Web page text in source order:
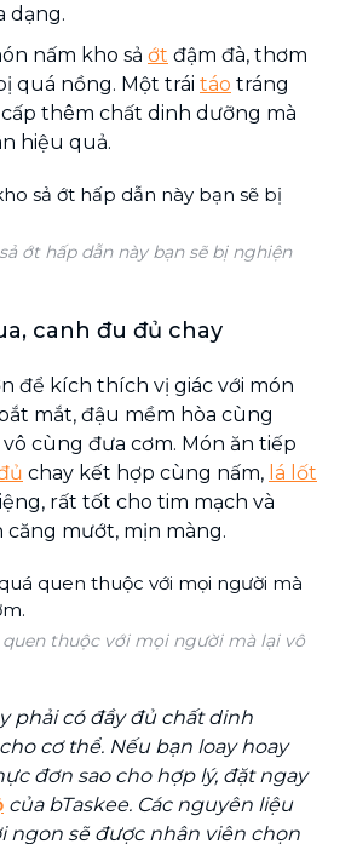
dạng.
nấm kho sả ớt đậm đà, thơm
quá nồng. Một trái táo tráng
thêm chất dinh dưỡng mà
hiệu quả.
ớt hấp dẫn này bạn sẽ bị nghiện
canh đu đủ chay
để kích thích vị giác với món
mắt, đậu mềm hòa cùng
cùng đưa cơm. Món ăn tiếp
chay kết hợp cùng nấm, lá lốt
rất tốt cho tim mạch và
mướt, mịn màng.
quen thuộc với mọi người mà lại vô
phải có đầy đủ chất dinh
cơ thể. Nếu bạn loay hoay
đơn sao cho hợp lý, đặt ngay
của bTaskee. Các nguyên liệu
ngon sẽ được nhân viên chọn